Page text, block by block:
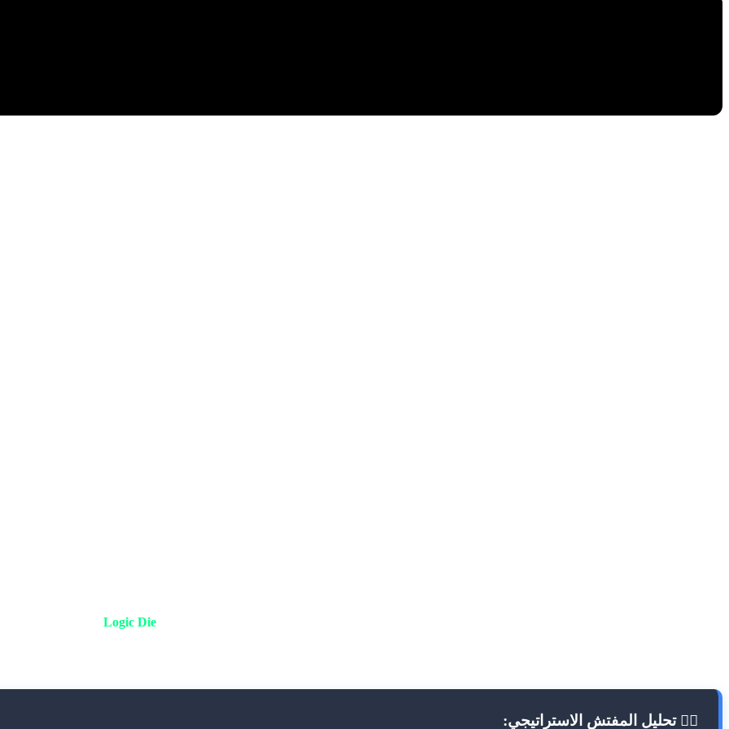
Logic Die
🕵️‍♂️ تحليل المفتش الاستراتيجي: